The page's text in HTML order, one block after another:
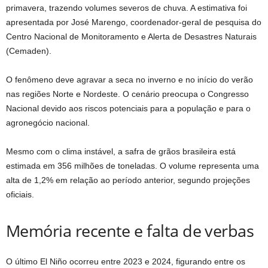
primavera, trazendo volumes severos de chuva. A estimativa foi
apresentada por José Marengo, coordenador-geral de pesquisa do
Centro Nacional de Monitoramento e Alerta de Desastres Naturais
(Cemaden).
O fenômeno deve agravar a seca no inverno e no início do verão
nas regiões Norte e Nordeste. O cenário preocupa o Congresso
Nacional devido aos riscos potenciais para a população e para o
agronegócio nacional.
Mesmo com o clima instável, a safra de grãos brasileira está
estimada em 356 milhões de toneladas. O volume representa uma
alta de 1,2% em relação ao período anterior, segundo projeções
oficiais.
Memória recente e falta de verbas
O último El Niño ocorreu entre 2023 e 2024, figurando entre os